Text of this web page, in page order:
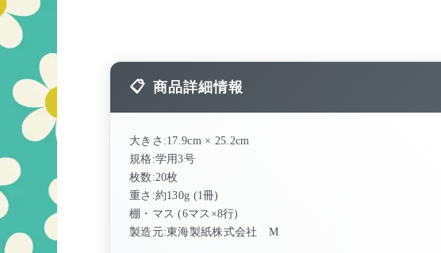
商品詳細情報
大きさ:17.9cm × 25.2cm
規格:学用3号
枚数:20枚
重さ:約130g (1冊)
棚・マス (6マス×8行)
製造元:東海製紙株式会社 M